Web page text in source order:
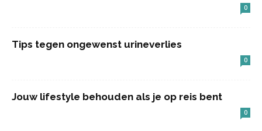
0
Tips tegen ongewenst urineverlies
0
Jouw lifestyle behouden als je op reis bent
0